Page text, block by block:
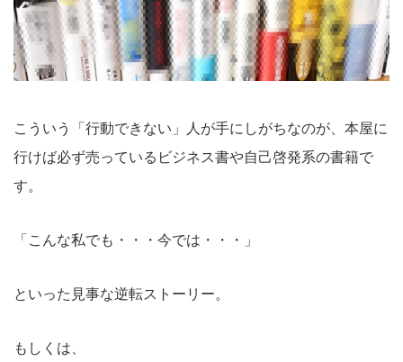
こういう「行動できない」人が手にしがちなのが、本屋に
行けば必ず売っているビジネス書や自己啓発系の書籍で
す。
「こんな私でも・・・今では・・・」
といった見事な逆転ストーリー。
もしくは、